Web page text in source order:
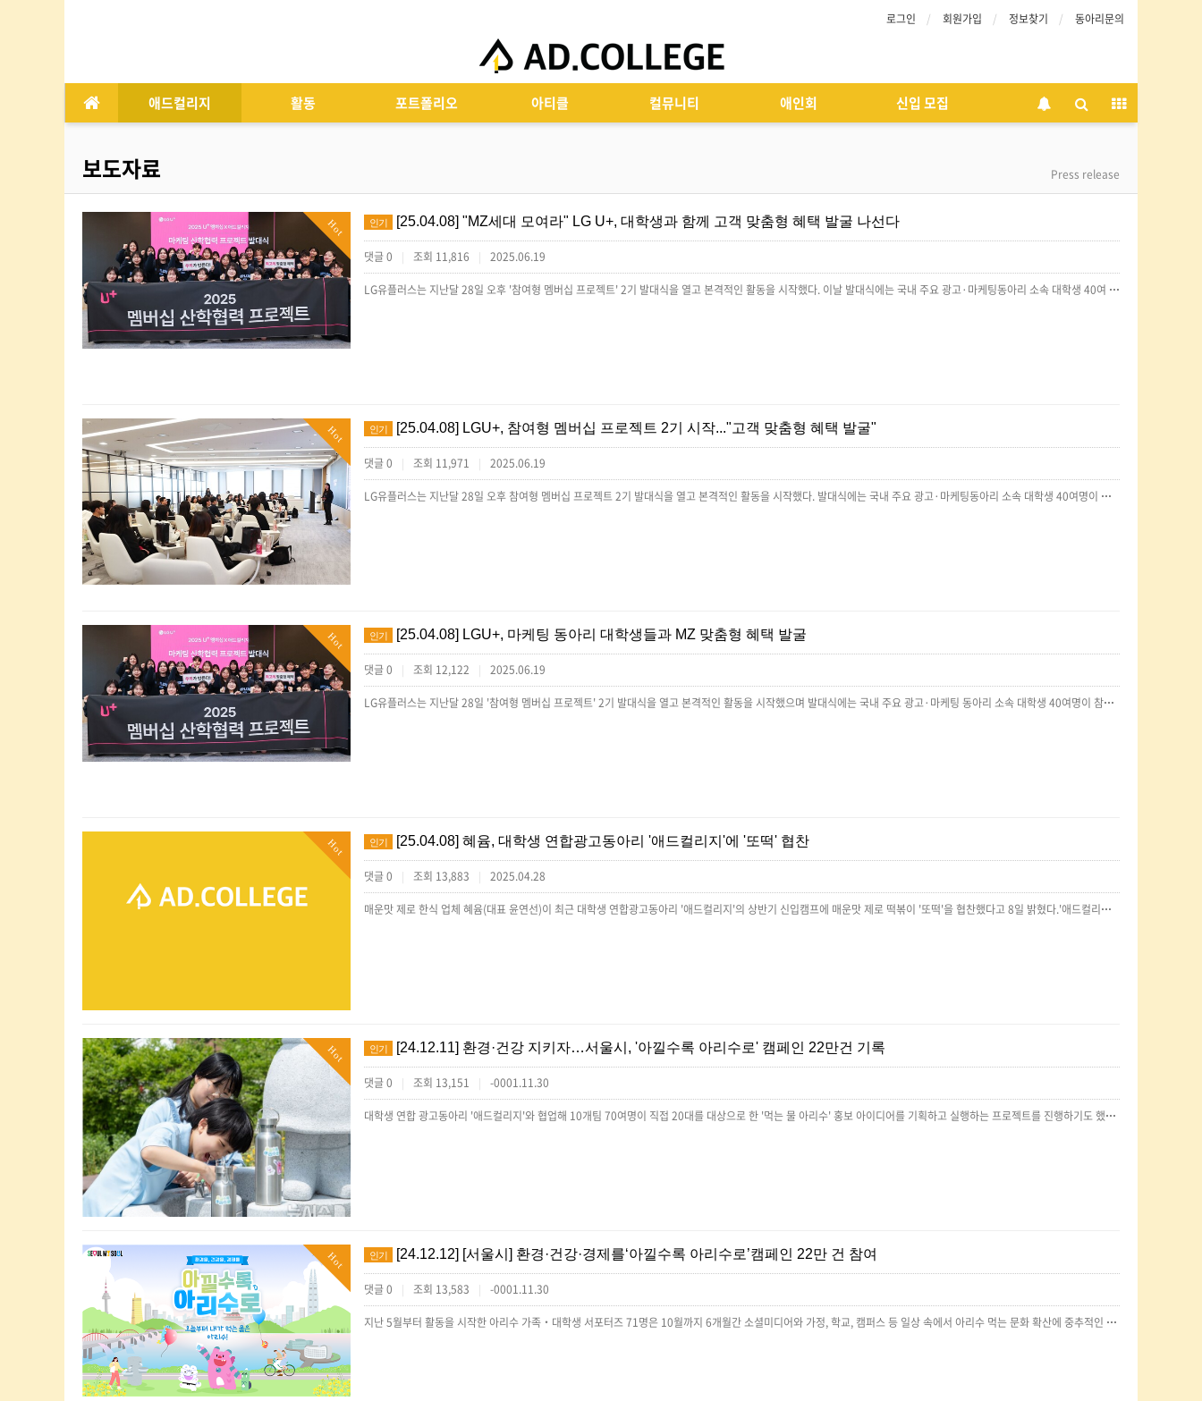
로그인 회원가입 정보찾기 동아리문의
애드컬리지 활동 포트폴리오 아티클 컬뮤니티 애인회 신입 모집
보도자료 Press release
Hot 인기 [25.04.08] "MZ세대 모여라" LG U+, 대학생과 함께 고객 맞춤형 혜택 발굴 나선다
댓글 0 | 조회 11,816 | 2025.06.19
LG유플러스는 지난달 28일 오후 '참여형 멤버십 프로젝트' 2기 발대식을 열고 본격적인 활동을 시작했다. 이날 발대식에는 국내 주요 광고·마케팅동아리 소속 대학생 40여 명이 참석했다.LG유플러스는 이번 활동을 통해 MZ세대의 아이디어를 토대로 고객 맞춤형 혜택을 발굴하고 이를 실제 서비스에 반영해 만족도가 높은 차별적 고객 경험을 제공할 계획이다.원문:https://www.financialpost.co.kr/news/articleView.html?idxno=223886
Hot 인기 [25.04.08] LGU+, 참여형 멤버십 프로젝트 2기 시작..."고객 맞춤형 혜택 발굴"
댓글 0 | 조회 11,971 | 2025.06.19
LG유플러스는 지난달 28일 오후 참여형 멤버십 프로젝트 2기 발대식을 열고 본격적인 활동을 시작했다. 발대식에는 국내 주요 광고·마케팅동아리 소속 대학생 40여명이 참석했다.이번 프로젝트는 실제 고객과 함께 만드는 '풀마케팅(Pull Marketing)' 활동이라는 점에서 기존 프로모션과 차이가 있다고 LG유플러스는 설명했다.풀마케팅은 고객이 자발적으로 참여하고 브랜드를 선택하도록 유도하는 마케팅 방식이다. 참여형 멤버십 프로젝트 2기에 참여하는 대학생들은 MZ세대 고객 눈높이에 맞는 멤버십 혜택을 발굴하고, 혜택 활용도를 높일 수 있는 아이디어를 제안하고 실행할 예정이다.원문:https://www.digitaltoday.co.kr/news/articleView.html?idxno=560528
Hot 인기 [25.04.08] LGU+, 마케팅 동아리 대학생들과 MZ 맞춤형 혜택 발굴
댓글 0 | 조회 12,122 | 2025.06.19
LG유플러스는 지난달 28일 '참여형 멤버십 프로젝트' 2기 발대식을 열고 본격적인 활동을 시작했으며 발대식에는 국내 주요 광고·마케팅 동아리 소속 대학생 40여명이 참석했다.2기 활동단은 프로야구 개막에 맞춰 LG트윈스와 협업할 수 있는 마케팅 아이디어를 찾고 인공지능(AI) 기술을 활용해 Z세대에게 맞는 멤버십 영상 광고를 제작하는 등 활동에도 나선다.원문:https://www.yna.co.kr/view/AKR20250408035900017?input=1195m
Hot 인기 [25.04.08] 혜윰, 대학생 연합광고동아리 '애드컬리지'에 '또떡' 협찬
댓글 0 | 조회 13,883 | 2025.04.28
매운맛 제로 한식 업체 혜윰(대표 윤연선)이 최근 대학생 연합광고동아리 '애드컬리지'의 상반기 신입캠프에 매운맛 제로 떡볶이 '또떡'을 협찬했다고 8일 밝혔다.'애드컬리지'는 서울·경인권 소재 12개 대학 학생들이 모인 광고 연합동아리다. 광고와 브랜딩 등으로 다양한 프로젝트를 수행한다.혜윰은 이번 신입캠프에 '또떡' 밀키트를 제공했다. 캠프 참가자들은 또떡으로 '떡볶이 장인을 찾아서'란 이벤트를 열었다. 참가자들이 각각 조리한 또떡을 담은 사진과 스토리를 공유, 가장 인상적인 것을 뽑는 이벤트다.원문:https://news.mt.co.kr/mtview.php?no=2025040814100928422
Hot 인기 [24.12.11] 환경·건강 지키자…서울시, '아낄수록 아리수로' 캠페인 22만건 기록
댓글 0 | 조회 13,151 | -0001.11.30
대학생 연합 광고동아리 '애드컬리지'와 협업해 10개팀 70여명이 직접 20대를 대상으로 한 '먹는 물 아리수' 홍보 아이디어를 기획하고 실행하는 프로젝트를 진행하기도 했다.캠페인에는 환경운동가이자 서울시 홍보대사 배우 박진희, 방송인 줄리안도 참여했다. 환경재단, 동물권행동 카라가 주최하는 시민 행사에 아리수 식수 부스를 운영했고, 지난 9월1일에는 와이퍼스와 함께 한강에서 '아낄수록 아리수로' 플로깅을 진행했다. '기후위기 인간' 웹툰 작가 구희와 함께 환경과 건강, 경제를 아낄 수 있는 캠페인 인스타툰을 제작, 홍보하기도 했다.원문:https://www.newsis.com/view/NISX20241211_0002992198
Hot 인기 [24.12.12] [서울시] 환경·건강·경제를‘아낄수록 아리수로’캠페인 22만 건 참여
댓글 0 | 조회 13,583 | -0001.11.30
지난 5월부터 활동을 시작한 아리수 가족‧대학생 서포터즈 71명은 10월까지 6개월간 소셜미디어와 가정, 학교, 캠퍼스 등 일상 속에서 아리수 먹는 문화 확산에 중추적인 역할을 했다. 대학생 연합 광고동아리 ‘애드컬리지’와 협업해 10개 팀 70여 명이 직접 20대를 대상으로한 ‘먹는 물 아리수’ 홍보 아이디어를 기획하고 실행하는 프로젝트를 진행하기도 했다.‘아낄수록 아리수로’ 캠페인에는 환경운동가이자 서울시 홍보대사 배우 박진희, 방송인 줄리안도 앞장서서 참여했다. ‘환경재단’, ‘동물권행동 카라’가 주최하는 시민 행사에 아리수 식수 부스를 운영했고, 지난 9월 1일에는 와이퍼스와 함께 한강에서 ‘아낄수록 아리수로’ 플로깅을 진행하기도 했다. ‘기후위기 인간’ 웹툰 작가 구희와 함께 환경과 건강, 경제를 아낄 수 있는 캠페인 인스타툰을 제작, 홍보했다.원문:https://www.waterjournal.co.kr/news/articleView.html?idxno=78822